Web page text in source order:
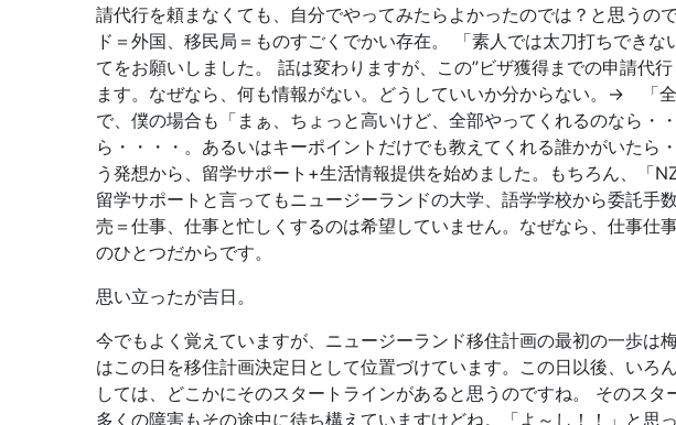
請代行を頼まなくても、自分でやってみたらよかったのでは？と思うの
ド＝外国、移民局＝ものすごくでかい存在。 「素人では太刀打ちでき
てをお願いしました。 話は変わりますが、この”ビザ獲得までの申請代
ます。なぜなら、何も情報がない。どうしていいか分からない。→ 「
で、僕の場合も「まぁ、ちょっと高いけど、全部やってくれるのなら
ら・・・・。あるいはキーポイントだけでも教えてくれる誰かがいた
う発想から、留学サポート+生活情報提供を始めました。もちろん、「
留学サポートと言ってもニュージーランドの大学、語学学校から委託
売＝仕事、仕事と忙しくするのは希望していません。なぜなら、仕事
のひとつだからです。
思い立ったが吉日。
今でもよく覚えていますが、ニュージーランド移住計画の最初の一歩
はこの日を移住計画決定日として位置づけています。この日以後、い
しては、どこかにそのスタートラインがあると思うのですね。 そのス
多くの障害もその途中に待ち構えていますけどね。「よ～し！！」と